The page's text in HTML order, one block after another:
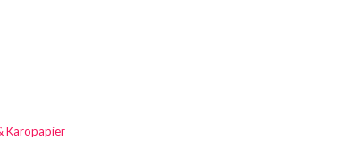
Karopapier